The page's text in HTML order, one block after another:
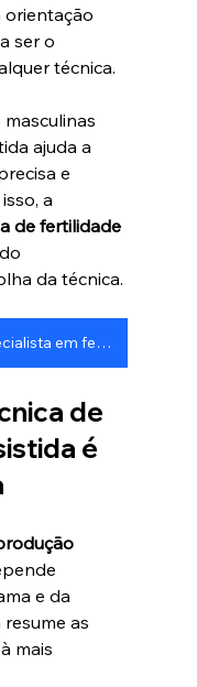
orientação
ser o
técnica.
ajuda a
e
a
de fertilidade
da técnica.
Consulta com Urologista especialista em fertilidade masculina
de
é
e da
as
mais